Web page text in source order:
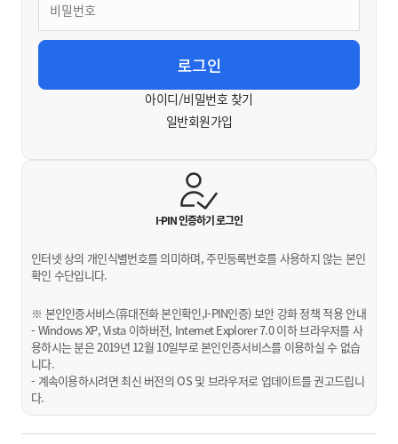
아이디/비밀번호 찾기
일반회원가입
I-PIN 인증하기로그인
인터넷 상의 개인식별번호를 의미하며, 주민등록번호를 사용하지 않는 본인
확인 수단입니다.
※ 본인인증서비스(휴대전화 본인확인,I-PIN인증) 보안 강화 정책 적용 안내
- Windows XP, Vista 이하버전, Internet Explorer 7.0 이하 브라우저를 사
용하시는 분은 2019년 12월 10일부로 본인인증서비스를 이용하실 수 없습
니다.
- 계속이용하시려면 최신 버전의 OS 및 브라우저로 업데이트를 권고드립니
다.